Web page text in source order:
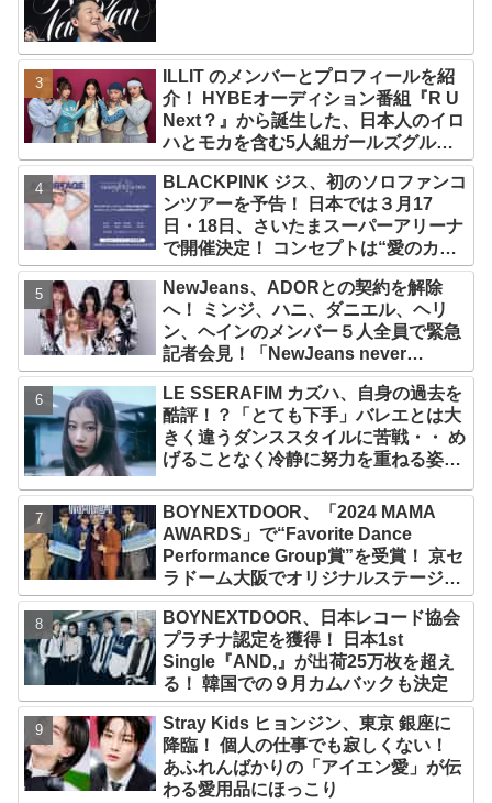
ILLIT のメンバーとプロフィールを紹
介！ HYBEオーディション番組『R U
Next？』から誕生した、日本人のイロ
ハとモカを含む5人組ガールズグルー
プ！ デビュー曲「Magnetic」がいき
なりの大ヒット
BLACKPINK ジス、初のソロファンコ
ンツアーを予告！ 日本では３月17
日・18日、さいたまスーパーアリーナ
で開催決定！ コンセプトは“愛のカケ
ラ”！？ 14日には新アルバム
『AMORTAGE』もリリース
NewJeans、ADORとの契約を解除
へ！ ミンジ、ハニ、ダニエル、ヘリ
ン、ヘインのメンバー５人全員で緊急
記者会見！「NewJeans never
dies!」と微笑みの宣言！ ADOR側、
2029年まで契約有効と主張
LE SSERAFIM カズハ、自身の過去を
酷評！？「とても下手」バレエとは大
きく違うダンススタイルに苦戦・・ め
げることなく冷静に努力を重ねる姿に
BOYNEXTDOOR、「2024 MAMA
AWARDS」で“Favorite Dance
Performance Group賞”を受賞！ 京セ
ラドーム大阪でオリジナルステージパ
フォーマンス披露！ 卒業パーティーを
コンセプトにスーツで魅了【動画あ
り】
BOYNEXTDOOR、日本レコード協会
プラチナ認定を獲得！ 日本1st
Single『AND,』が出荷25万枚を超え
る！ 韓国での９月カムバックも決定
Stray Kids ヒョンジン、東京 銀座に
降臨！ 個人の仕事でも寂しくない！
あふれんばかりの「アイエン愛」が伝
わる愛用品にほっこり